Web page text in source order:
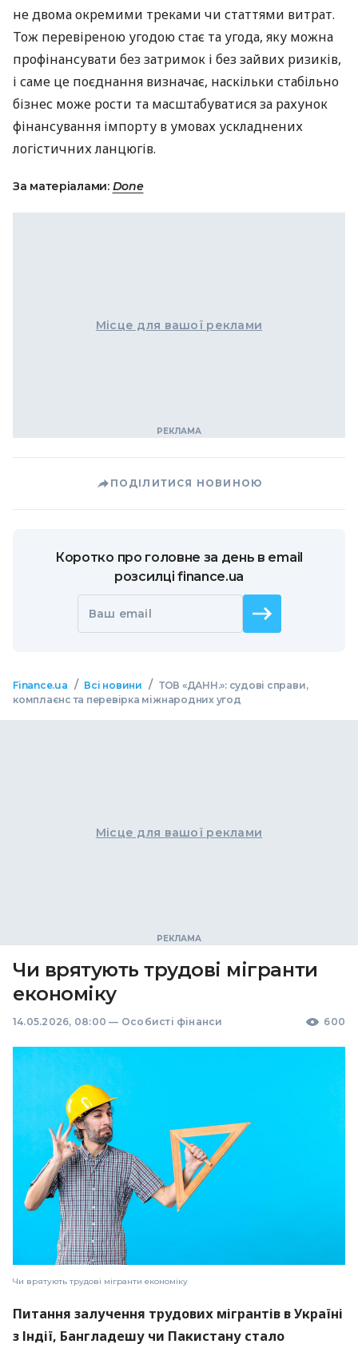
не двома окремими треками чи статтями витрат.
Тож перевіреною угодою стає та угода, яку можна
профінансувати без затримок і без зайвих ризиків,
і саме це поєднання визначає, наскільки стабільно
бізнес може рости та масштабуватися за рахунок
фінансування імпорту в умовах ускладнених
логістичних ланцюгів.
За матеріалами: Done
Місце для вашої реклами
ПОДІЛИТИСЯ НОВИНОЮ
Коротко про головне за день в email
розсилці finance.ua
Ваш email
Finance.ua / Всі новини / ТОВ «ДАНН.»: судові справи,
комплаєнс та перевірка міжнародних угод
Місце для вашої реклами
Чи врятують трудові мігранти
економіку
14.05.2026, 08:00 — Особисті фінанси 600
Чи врятують трудові мігранти економіку
Питання залучення трудових мігрантів в Україні
з Індії, Бангладешу чи Пакистану стало